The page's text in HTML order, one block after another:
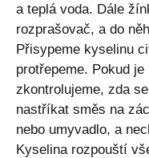
a teplá voda. Dále
rozprašovač, a do
Přisypeme kyselinu
protřepeme. Pokud
zkontrolujeme, zda
nastříkat směs na
nebo umyvadlo, a
Kyselina rozpouští